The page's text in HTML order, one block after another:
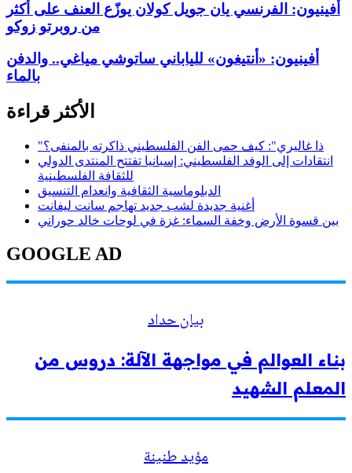
أفينيون: الفرنسي يان جويل كولان يوزّع العنف على أكثر
من روبرتو زوكو
أفينيون: «أنتيغون» للياباني ساتوشي مياغي.. والدفن
بالماء
الأكثر قراءة
"ذا غاليري": كيف حمى الفن الفلسطيني ذاكرته بالمنفى؟
انتقادات إلى الوفد الفلسطيني: إسبانيا تفتتح المنتدى الدولي
للثقافة الفلسطينية
الدبلوماسية الثقافية وانعدام التنسيق
أغنية جديدة لشب جديد تهاجم سانت ليفانت
بين قسوة الأرض وخفة السماء: غزة في لوحات خالد حوراني
GOOGLE AD
بيان حداد
بناء العوالم في مواجهة الآلة: دروس من
المعلم الشهيد
مؤيد طنينة